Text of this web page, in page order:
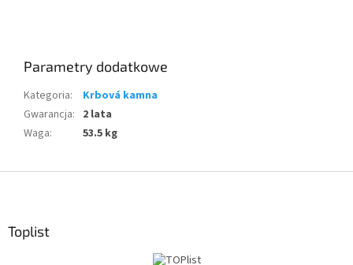
Parametry dodatkowe
Kategoria:
Krbová kamna
Gwarancja: 2 lata
Waga: 53.5 kg
pToplist